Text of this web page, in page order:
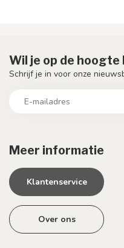
Meer informatie
Klantenservice
Over ons
Wil je op de
Schrijf je in voor onze